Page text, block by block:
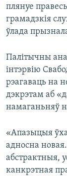
плянуе
грамадзкія
ўлада
Палітычны
інтэрвію
рэагаваць на
дэкрэтам аб
намаганьняў
«Апазыцыя
адносна
абстрактныя,
канкрэтная